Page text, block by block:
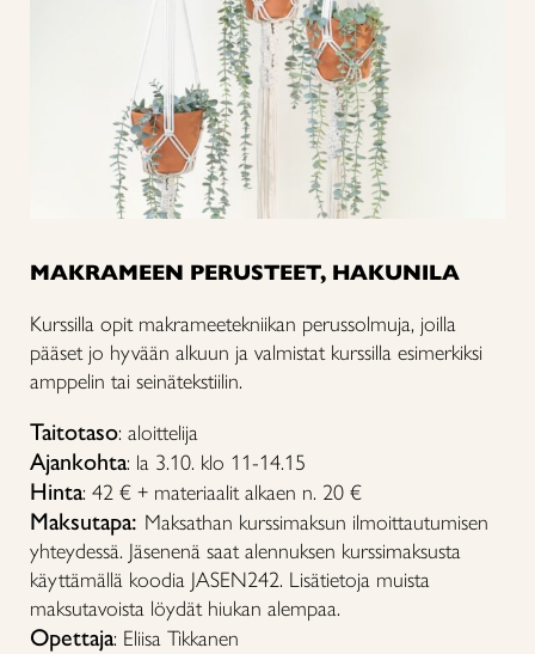
MAKRAMEEN PERUSTEET, HAKUNILA
Kurssilla opit makrameetekniikan perussolmuja, joilla
pääset jo hyvään alkuun ja valmistat kurssilla esimerkiksi
amppelin tai seinätekstiilin.
Taitotaso: aloittelija
Ajankohta: la 3.10. klo 11-14.15
Hinta: 42 € + materiaalit alkaen n. 20 €
Maksutapa: Maksathan kurssimaksun ilmoittautumisen
yhteydessä. Jäsenenä saat alennuksen kurssimaksusta
käyttämällä koodia JASEN242. Lisätietoja muista
maksutavoista löydät hiukan alempaa.
Opettaja: Eliisa Tikkanen